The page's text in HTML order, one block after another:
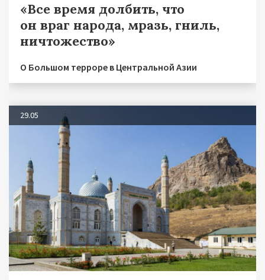
«Все время долбить, что
он враг народа, мразь, гниль,
ничтожество»
О Большом терроре в Центральной Азии
29.05